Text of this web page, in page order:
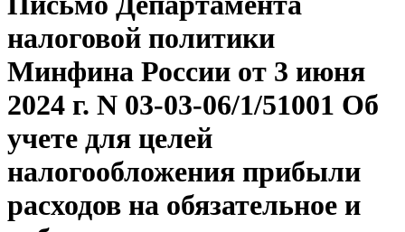
налоговой политики
Минфина России от 3 июня
2024 г. N 03-03-06/1/51001 Об
учете для целей
налогообложения прибыли
расходов на обязательное и